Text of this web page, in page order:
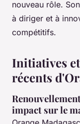
nouveau rôle.
à diriger et à
compétitifs.
Initiatives
récents
impact sur le